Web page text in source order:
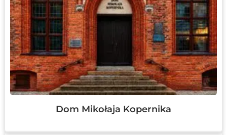
Dom Mikołaja Kopernika